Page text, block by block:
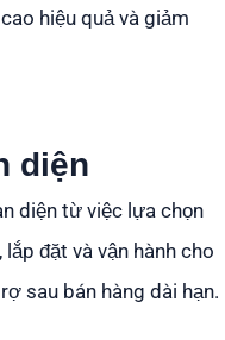
hiệu quả và giảm
diện
diện từ việc lựa chọn
đặt và vận hành cho
sau bán hàng dài hạn.